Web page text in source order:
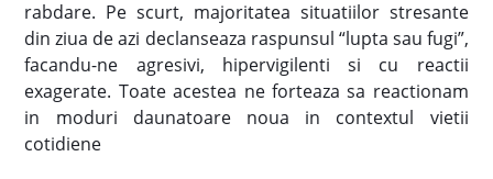
rabdare. Pe scurt, majoritatea situatiilor stresante
din ziua de azi declanseaza raspunsul “lupta sau fugi”,
facandu-ne agresivi, hipervigilenti si cu reactii
exagerate. Toate acestea ne forteaza sa reactionam
in moduri daunatoare noua in contextul vietii
cotidiene